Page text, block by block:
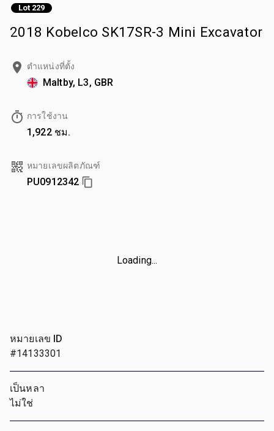
Lot 229
2018 Kobelco SK17SR-3 Mini Excavator
ตำแหน่งที่ตั้ง
Maltby, L3, GBR
การใช้งาน
1,922 ชม.
หมายเลขผลิตภัณฑ์
PU0912342
Loading...
หมายเลข ID
#14133301
เป็นหลา
ไม่ใช่